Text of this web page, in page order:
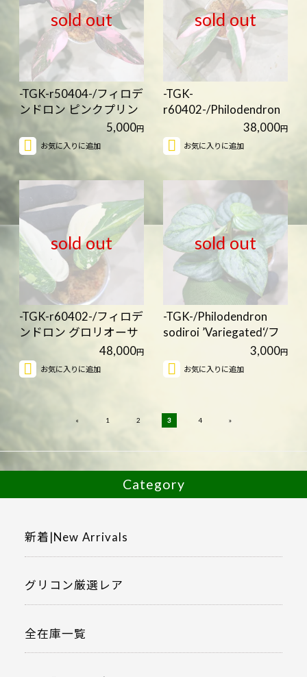
sold out
-TGK-r50404-/フィロデ
ンドロン ピンクプリン
セ…
5,000円
お気に入りに追加
sold out
-TGK-
r60402-/Philodendron
'Pink Princess' mut…
38,000円
お気に入りに追加
sold out
-TGK-r60402-/フィロデ
ンドロン グロリオーサ
48,000円
お気に入りに追加
sold out
-TGK-/Philodendron
sodiroi ’Variegated‘/フ
3,000円
お気に入りに追加
« 1 2 3 4 »
Category
新着|New Arrivals
グリコン厳選レア
全在庫一覧